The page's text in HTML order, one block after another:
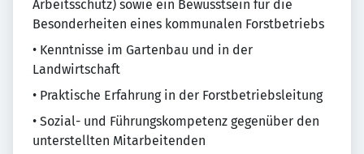
Arbeitsschutz) sowie ein Bewusstsein für die
Besonderheiten eines kommunalen Forstbetriebs
• Kenntnisse im Gartenbau und in der
Landwirtschaft
• Praktische Erfahrung in der Forstbetriebsleitung
• Sozial- und Führungskompetenz gegenüber den
unterstellten Mitarbeitenden